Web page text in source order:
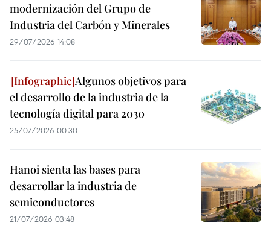
modernización del Grupo de
Industria del Carbón y Minerales
29/07/2026 14:08
Algunos objetivos para
el desarrollo de la industria de la
tecnología digital para 2030
25/07/2026 00:30
Hanoi sienta las bases para
desarrollar la industria de
semiconductores
21/07/2026 03:48